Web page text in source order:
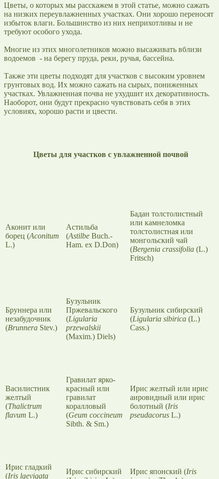
Цветы, о которых мы расскажем в этой статье, можно сажать
на низких переувлажненных участках. Они хорошо переносят
избыток влаги. Большинство из них неприхотливы и не
требуют особого ухода.
Многие из этих многолетников можно высаживать вблизи
водоемов - на берегу пруда, реки, ручья, бассейна.
Также эти цветы подходят для участков с высоким уровнем
грунтовых вод. Их можно сажать на сырых, пониженных
участках. Увлажненная почва не ухудшит их декоративность.
Наоборот, они будут прекрасно чувствовать себя в этих
условиях, хорошо расти и цвести.
Цветы для участков с увлажненной почвой
Аконит или
борец (Aconitum
L.)
Астильба
(Astilbe Buch.-
Ham. ex D.Don)
Бадан толстолистный
или камнеломка
толстолистная или
монгольский чай
(Bergenia crassifolia (L.)
Fritsch)
Бруннера или
незабудочник
(Brunnera Stev.)
Бузульник
Пржевальского
(Ligularia
przewalskii
(Maxim.) Diels)
Бузульник сибирский
(Ligularia sibirica (L.)
Cass.)
Василистник
желтый
(Thalictrum
flavum L.)
Гравилат ярко-
красный или
гравилат
коралловый
(Geum coccineum
Sibth. & Sm.)
Ирис желтый или ирис
аировидный или ирис
болотный (Iris
pseudacorus L.)
Ирис гладкий
(Iris laevigata
Ирис сибирский
Ирис японский (Iris